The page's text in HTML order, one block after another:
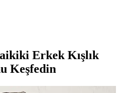
Erkek Kışlık
Keşfedin